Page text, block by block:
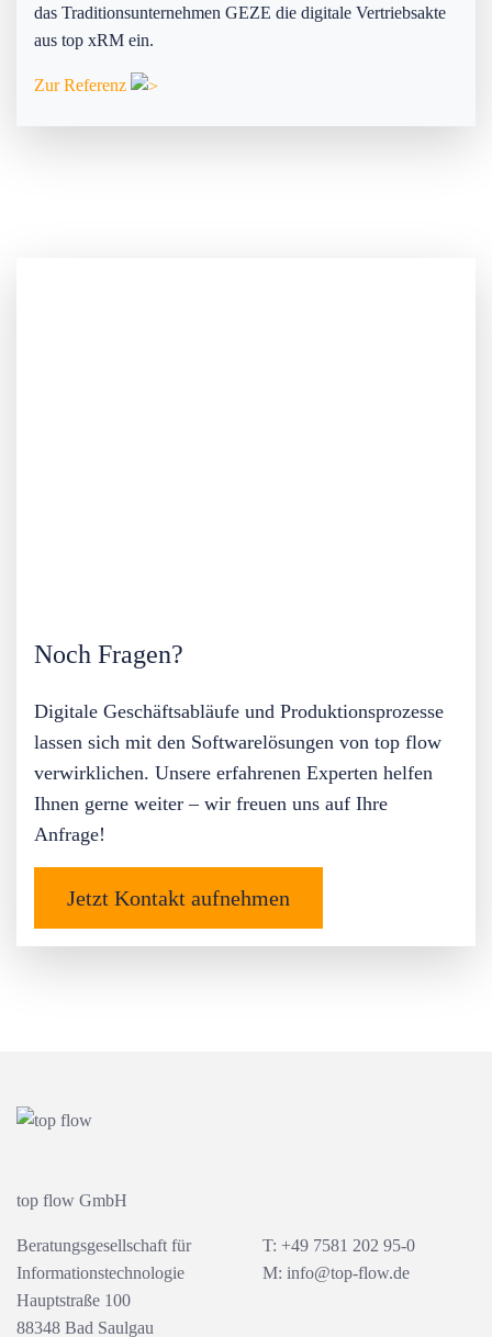
das Traditionsunternehmen GEZE die digitale Vertriebsakte
aus top xRM ein.
Zur Referenz
Noch Fragen?
Digitale Geschäftsabläufe und Produktionsprozesse
lassen sich mit den Softwarelösungen von top flow
verwirklichen. Unsere erfahrenen Experten helfen
Ihnen gerne weiter – wir freuen uns auf Ihre
Anfrage!
Jetzt Kontakt aufnehmen
top flow GmbH
Beratungsgesellschaft für
Informationstechnologie
Hauptstraße 100
88348 Bad Saulgau
T: +49 7581 202 95-0
M: info@top-flow.de